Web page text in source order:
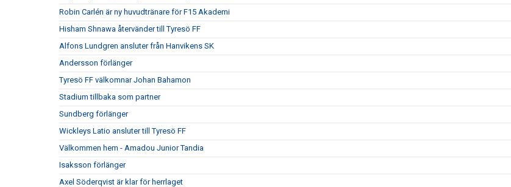
Robin Carlén är ny huvudtränare för F15 Akademi
Hisham Shnawa återvänder till Tyresö FF
Alfons Lundgren ansluter från Hanvikens SK
Andersson förlänger
Tyresö FF välkomnar Johan Bahamon
Stadium tillbaka som partner
Sundberg förlänger
Wickleys Latio ansluter till Tyresö FF
Välkommen hem - Amadou Junior Tandia
Isaksson förlänger
Axel Söderqvist är klar för herrlaget